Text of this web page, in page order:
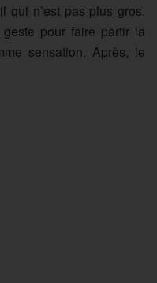
qui n’est pas plus gros.
pour faire partir la
sensation. Après, le